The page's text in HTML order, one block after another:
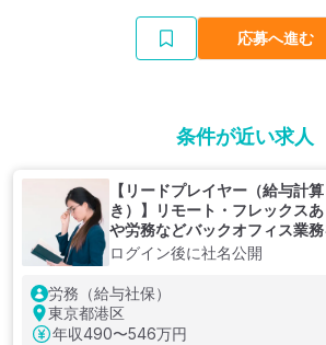
応募へ進む
条件が近い求人
【リードプレイヤー（給与計
き）】リモート・フレックス
や労務などバックオフィス業
業
ログイン後に社名公開
労務（給与社保）
東京都港区
年収490〜546万円